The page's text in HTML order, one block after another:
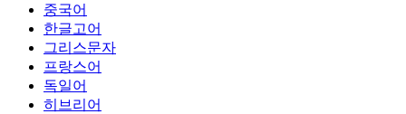
중국어
한글고어
그리스문자
프랑스어
독일어
히브리어